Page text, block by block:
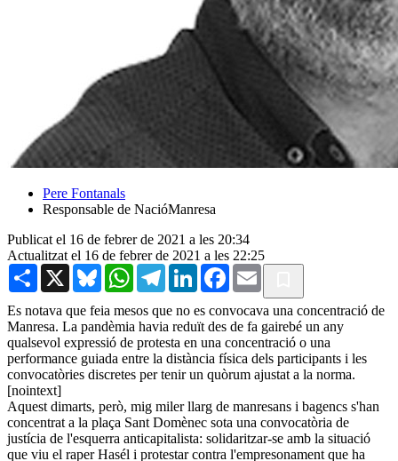
Pere Fontanals
Responsable de NacióManresa
Publicat el 16 de febrer de 2021 a les 20:34
Actualitzat el 16 de febrer de 2021 a les 22:25
Share X BlueskyWhatsAppTelegramLinkedInFacebook
Email
Es notava que feia mesos que no es convocava una concentració de
Manresa. La pandèmia havia reduït des de fa gairebé un any
qualsevol expressió de protesta en una concentració o una
performance guiada entre la distància física dels participants i les
convocatòries discretes per tenir un quòrum ajustat a la norma.
[nointext]
Aquest dimarts, però, mig miler llarg de manresans i bagencs s'han
concentrat a la plaça Sant Domènec sota una convocatòria de
justícia de l'esquerra anticapitalista: solidaritzar-se amb la situació
que viu el raper Hasél i protestar contra l'empresonament que ha